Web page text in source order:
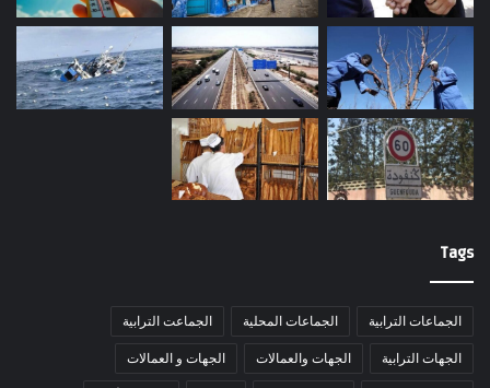
Tags
الجماعات الترابية الجماعات المحلية الجماعت الترابية
الجهات الترابية الجهات والعمالات الجهات و العمالات